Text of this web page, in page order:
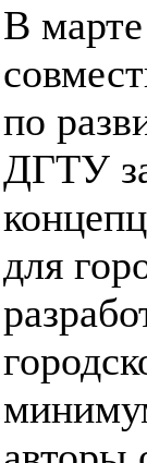
В
по
ДГТУ
для